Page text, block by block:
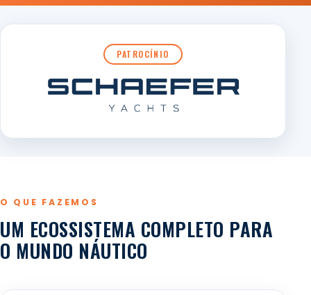
PATROCÍNIO
O QUE FAZEMOS
UM ECOSSISTEMA COMPLETO PARA
O MUNDO NÁUTICO